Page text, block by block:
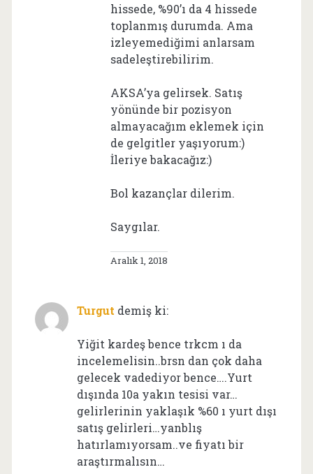
hissede, %90’ı da 4 hissede
toplanmış durumda. Ama
izleyemediğimi anlarsam
sadeleştirebilirim.
AKSA’ya gelirsek. Satış
yönünde bir pozisyon
almayacağım eklemek için
de gelgitler yaşıyorum:)
İleriye bakacağız:)
Bol kazançlar dilerim.
Saygılar.
Aralık 1, 2018
Turgut demiş ki:
Yiğit kardeş bence trkcm ı da
incelemelisin..brsn dan çok daha
gelecek vadediyor bence….Yurt
dışında 10a yakın tesisi var…
gelirlerinin yaklaşık %60 ı yurt dışı
satış gelirleri…yanblış
hatırlamıyorsam..ve fiyatı bir
araştırmalısın…